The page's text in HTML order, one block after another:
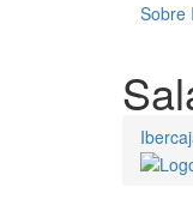
Sobre